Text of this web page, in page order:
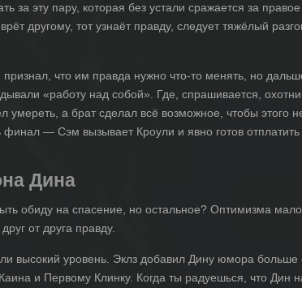
эту пару, которая без устали сражается за
другому, тот узнаёт правду, следует тяжёлый
что им правда нужно что-то менять, но
«работу над собой». Где, спрашивается,
а брат сделал всё возможное, чтобы этого не
— Сэм вызывает Кроули и явно готов
Дина
обиду на спасение, но остальное? Оптимизма
от друга правду.
высокий уровень. Эклз добавил Дину юмора больше
и Первому Клинку. Когда ты радуешься, что Дин